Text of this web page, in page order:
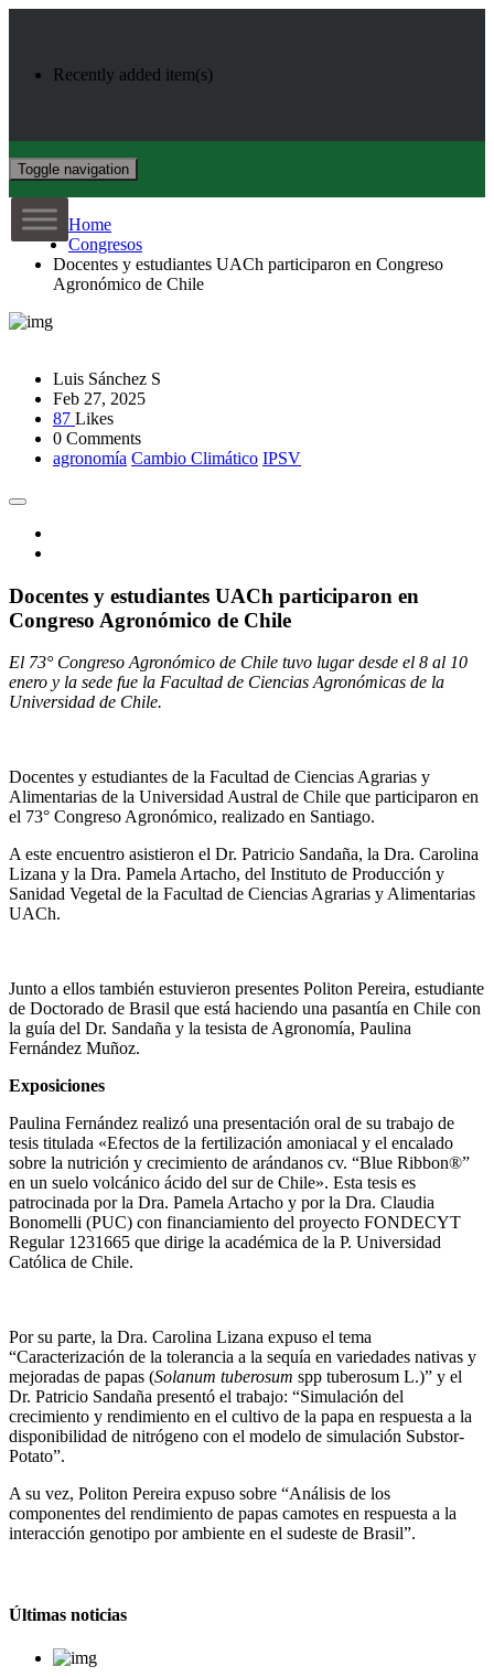
Recently added item(s)
Toggle navigation
Home
Congresos
Docentes y estudiantes UACh participaron en Congreso
Agronómico de Chile
Luis Sánchez S
Feb 27, 2025
87 Likes
0 Comments
agronomía Cambio Climático IPSV
Docentes y estudiantes UACh participaron en
Congreso Agronómico de Chile
El 73° Congreso Agronómico de Chile tuvo lugar desde el 8 al 10
enero y la sede fue la Facultad de Ciencias Agronómicas de la
Universidad de Chile.
Docentes y estudiantes de la Facultad de Ciencias Agrarias y
Alimentarias de la Universidad Austral de Chile que participaron en
el 73° Congreso Agronómico, realizado en Santiago.
A este encuentro asistieron el Dr. Patricio Sandaña, la Dra. Carolina
Lizana y la Dra. Pamela Artacho, del Instituto de Producción y
Sanidad Vegetal de la Facultad de Ciencias Agrarias y Alimentarias
UACh.
Junto a ellos también estuvieron presentes Politon Pereira, estudiante
de Doctorado de Brasil que está haciendo una pasantía en Chile con
la guía del Dr. Sandaña y la tesista de Agronomía, Paulina
Fernández Muñoz.
Exposiciones
Paulina Fernández realizó una presentación oral de su trabajo de
tesis titulada «Efectos de la fertilización amoniacal y el encalado
sobre la nutrición y crecimiento de arándanos cv. “Blue Ribbon®”
en un suelo volcánico ácido del sur de Chile». Esta tesis es
patrocinada por la Dra. Pamela Artacho y por la Dra. Claudia
Bonomelli (PUC) con financiamiento del proyecto FONDECYT
Regular 1231665 que dirige la académica de la P. Universidad
Católica de Chile.
Por su parte, la Dra. Carolina Lizana expuso el tema
“Caracterización de la tolerancia a la sequía en variedades nativas y
mejoradas de papas (Solanum tuberosum spp tuberosum L.)” y el
Dr. Patricio Sandaña presentó el trabajo: “Simulación del
crecimiento y rendimiento en el cultivo de la papa en respuesta a la
disponibilidad de nitrógeno con el modelo de simulación Substor-
Potato”.
A su vez, Politon Pereira expuso sobre “Análisis de los
componentes del rendimiento de papas camotes en respuesta a la
interacción genotipo por ambiente en el sudeste de Brasil”.
Últimas noticias